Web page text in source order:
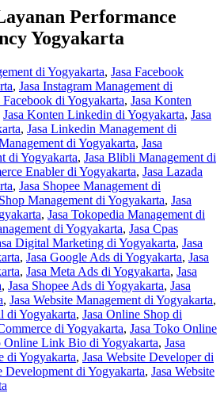
Performance
Yogyakarta
di Yogyakarta, Jasa Facebook
, Jasa Instagram Management di
Facebook di Yogyakarta, Jasa Konten
Jasa Konten Linkedin di Yogyakarta, Jasa
, Jasa Linkedin Management di
di Yogyakarta, Jasa
di Yogyakarta, Jasa Blibli Management di
Enabler di Yogyakarta, Jasa Lazada
, Jasa Shopee Management di
Management di Yogyakarta, Jasa
, Jasa Tokopedia Management di
di Yogyakarta, Jasa Cpas
Digital Marketing di Yogyakarta, Jasa
, Jasa Google Ads di Yogyakarta, Jasa
, Jasa Meta Ads di Yogyakarta, Jasa
, Jasa Shopee Ads di Yogyakarta, Jasa
, Jasa Website Management di Yogyakarta,
di Yogyakarta, Jasa Online Shop di
di Yogyakarta, Jasa Toko Online
Online Link Bio di Yogyakarta, Jasa
di Yogyakarta, Jasa Website Developer di
Development di Yogyakarta, Jasa Website